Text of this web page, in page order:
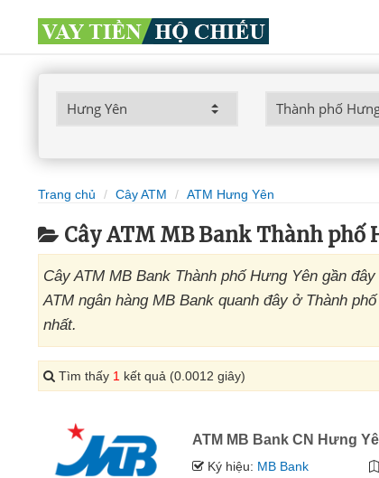
Trang chủ Cây ATM ATM Hưng Yên
Cây ATM MB Bank Thành phố
Cây ATM MB Bank Thành phố Hưng Yên gần
ATM ngân hàng MB Bank quanh đây ở Thành
nhất.
Tìm thấy 1 kết quả (0.0012 giây)
ATM MB Bank CN Hưng
Ký hiệu: MB Bank